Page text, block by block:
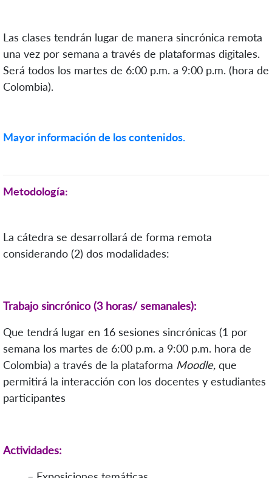
Las clases tendrán lugar de manera sincrónica remota
una vez por semana a través de plataformas digitales.
Será todos los martes de 6:00 p.m. a 9:00 p.m. (hora de
Colombia).
Mayor información de los contenidos.
Metodología:
La cátedra se desarrollará de forma remota
considerando (2) dos modalidades:
Trabajo sincrónico (3 horas/ semanales):
Que tendrá lugar en 16 sesiones sincrónicas (1 por
semana los martes de 6:00 p.m. a 9:00 p.m. hora de
Colombia) a través de la plataforma Moodle, que
permitirá la interacción con los docentes y estudiantes
participantes
Actividades: